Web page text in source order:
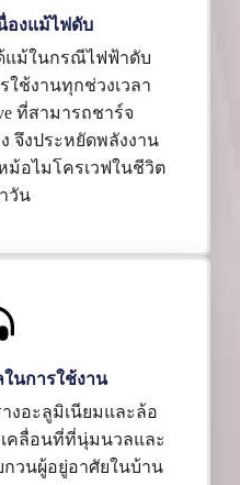
องแม้ไฟดับ
แม้ในกรณีไฟฟ้าดับ
ช้งานทุกช่วงเวลา
ที่สามารถชาร์จ
จึงประหยัดพลังงาน
ม้อไมโครเวฟในชีวิต
วัน
นการใช้งาน
งอะลูมิเนียมและล้อ
คลื่อนที่ที่นุ่มนวลและ
กวนผู้อยู่อาศัยในบ้าน